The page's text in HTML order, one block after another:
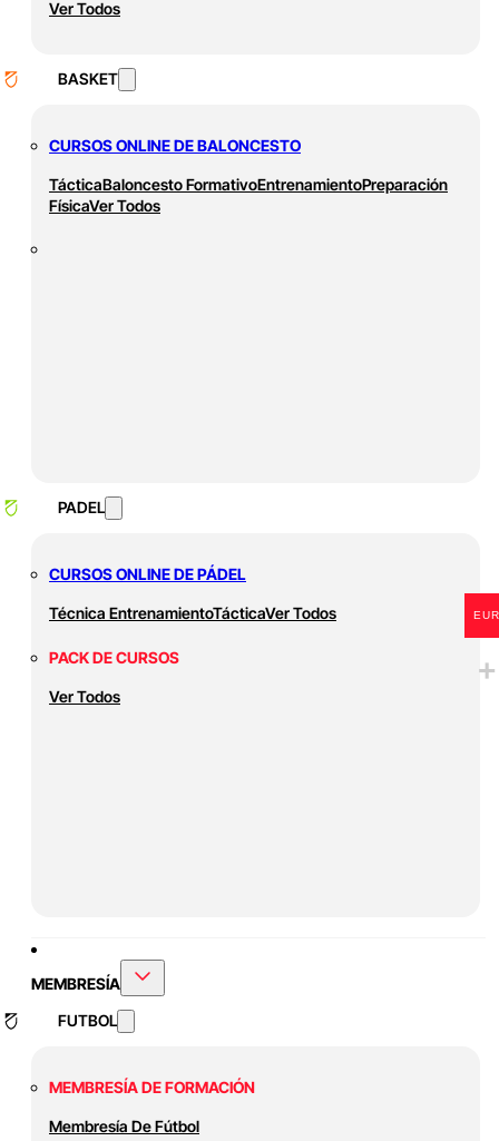
Ver Todos
BASKET
CURSOS ONLINE DE BALONCESTO
TácticaBaloncesto FormativoEntrenamientoPreparación
FísicaVer Todos
PADEL
CURSOS ONLINE DE PÁDEL
Técnica EntrenamientoTácticaVer Todos
PACK DE CURSOS
Ver Todos
MEMBRESÍA
FUTBOL
MEMBRESÍA DE FORMACIÓN
Membresía De Fútbol
EUR